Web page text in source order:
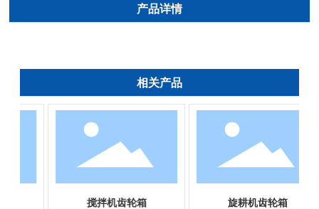
产品详情
相关产品
搅拌机齿轮箱 旋耕机齿轮箱